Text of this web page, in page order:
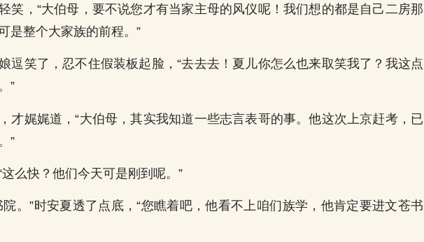
笑，“大伯母，要不说您才有当家主母的风仪呢！我们想的都是自己二房那
是整个大家族的前程。”
逗笑了，忍不住假装板起脸，“去去去！夏儿你怎么也来取笑我了？我这点
”
才娓娓道，“大伯母，其实我知道一些志言表哥的事。他这次上京赶考，已
”
么快？他们今天可是刚到呢。”
院。”时安夏透了点底，“您瞧着吧，他看不上咱们族学，他肯定要进文苍书